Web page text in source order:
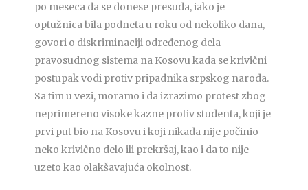
po meseca da se donese presuda, iako je
optužnica bila podneta u roku od nekoliko dana,
govori o diskriminaciji određenog dela
pravosudnog sistema na Kosovu kada se krivični
postupak vodi protiv pripadnika srpskog naroda.
Sa tim u vezi, moramo i da izrazimo protest zbog
neprimereno visoke kazne protiv studenta, koji je
prvi put bio na Kosovu i koji nikada nije počinio
neko krivično delo ili prekršaj, kao i da to nije
uzeto kao olakšavajuća okolnost.